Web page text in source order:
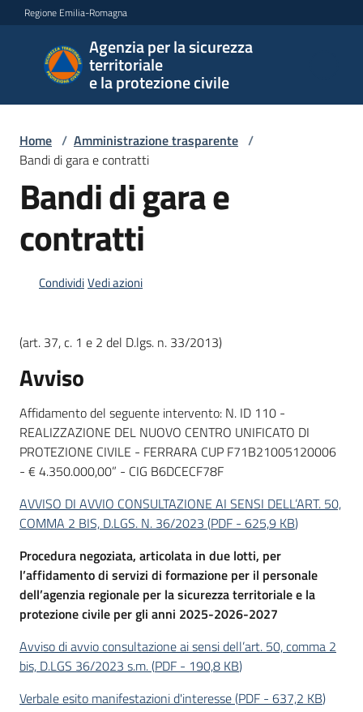
Vai al contenuto
Vai alla navigazione
Vai al footer
Regione Emilia-Romagna
Agenzia per la sicurezza
territoriale
e la protezione civile
Agenzia
per la
sicurezza
e la
protezione
civile
Argomenti
Servizi
Leggi
Atti
Bandi
Piani
Programmi
Progetti
Agenzia
Home / Amministrazione trasparente /
Bandi di gara e contratti
Bandi di gara e
contratti
CondividiVedi azioni
(art. 37, c. 1 e 2 del D.lgs. n. 33/2013)
Avviso
Affidamento del seguente intervento: N. ID 110 -
REALIZZAZIONE DEL NUOVO CENTRO UNIFICATO DI
PROTEZIONE CIVILE - FERRARA CUP F71B21005120006
- € 4.350.000,00” - CIG B6DCECF78F
AVVISO DI AVVIO CONSULTAZIONE AI SENSI DELL’ART. 50,
COMMA 2 BIS, D.LGS. N. 36/2023 (PDF - 625,9 KB)
Procedura negoziata, articolata in due lotti, per
l’affidamento di servizi di formazione per il personale
dell’agenzia regionale per la sicurezza territoriale e la
protezione civile per gli anni 2025-2026-2027
Avviso di avvio consultazione ai sensi dell’art. 50, comma 2
bis, D.LGS 36/2023 s.m.(PDF - 190,8 KB)
Verbale esito manifestazioni d'interesse(PDF - 637,2 KB)